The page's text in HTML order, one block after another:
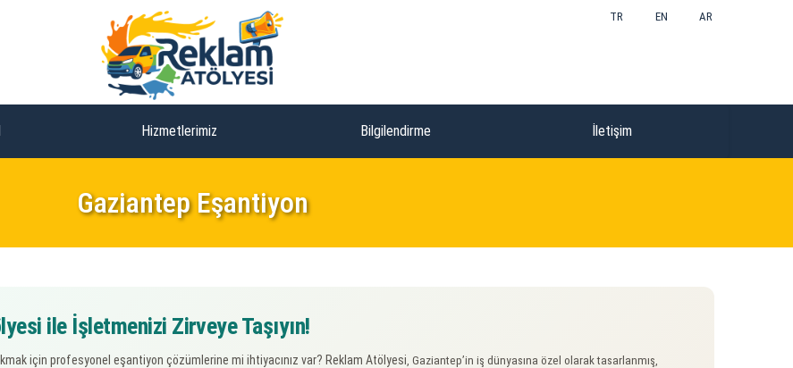
TR EN AR
Hizmetlerimiz Bilgilendirme İletişim
Gaziantep Eşantiyon
ile İşletmenizi Zirveye Taşıyın!
için profesyonel eşantiyon çözümlerine mi ihtiyacınız var? Reklam Atölyesi , Gaziantep’in iş dünyasına özel olarak tasarlanmış,